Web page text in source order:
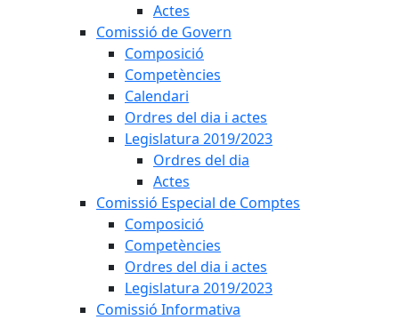
Actes
Comissió de Govern
Composició
Competències
Calendari
Ordres del dia i actes
Legislatura 2019/2023
Ordres del dia
Actes
Comissió Especial de Comptes
Composició
Competències
Ordres del dia i actes
Legislatura 2019/2023
Comissió Informativa